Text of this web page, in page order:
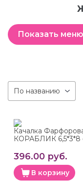
По названию
Качалка
КОРАБЛИК 6,5*3*8
396.00 руб.
В корзину